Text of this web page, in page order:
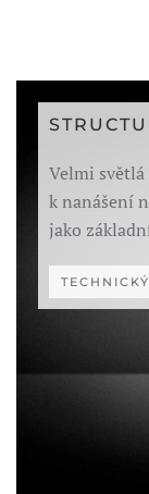
Velmi
k nanášení
jako